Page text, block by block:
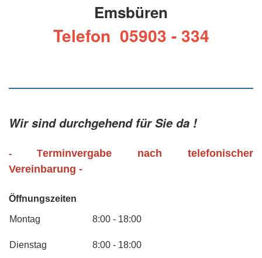
Emsbüren
Telefon 05903 - 334
Wir sind durchgehend für Sie da !
- Terminvergabe nach telefonischer
Vereinbarung -
Öffnungszeiten
Montag 8:00 - 18:00
Dienstag 8:00 - 18:00